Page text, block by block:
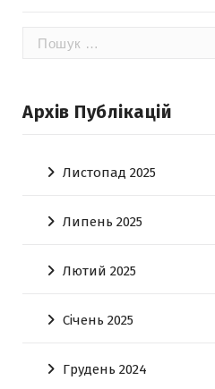
Пошук:
Архів Публікацій
Листопад 2025
Липень 2025
Лютий 2025
Січень 2025
Грудень 2024